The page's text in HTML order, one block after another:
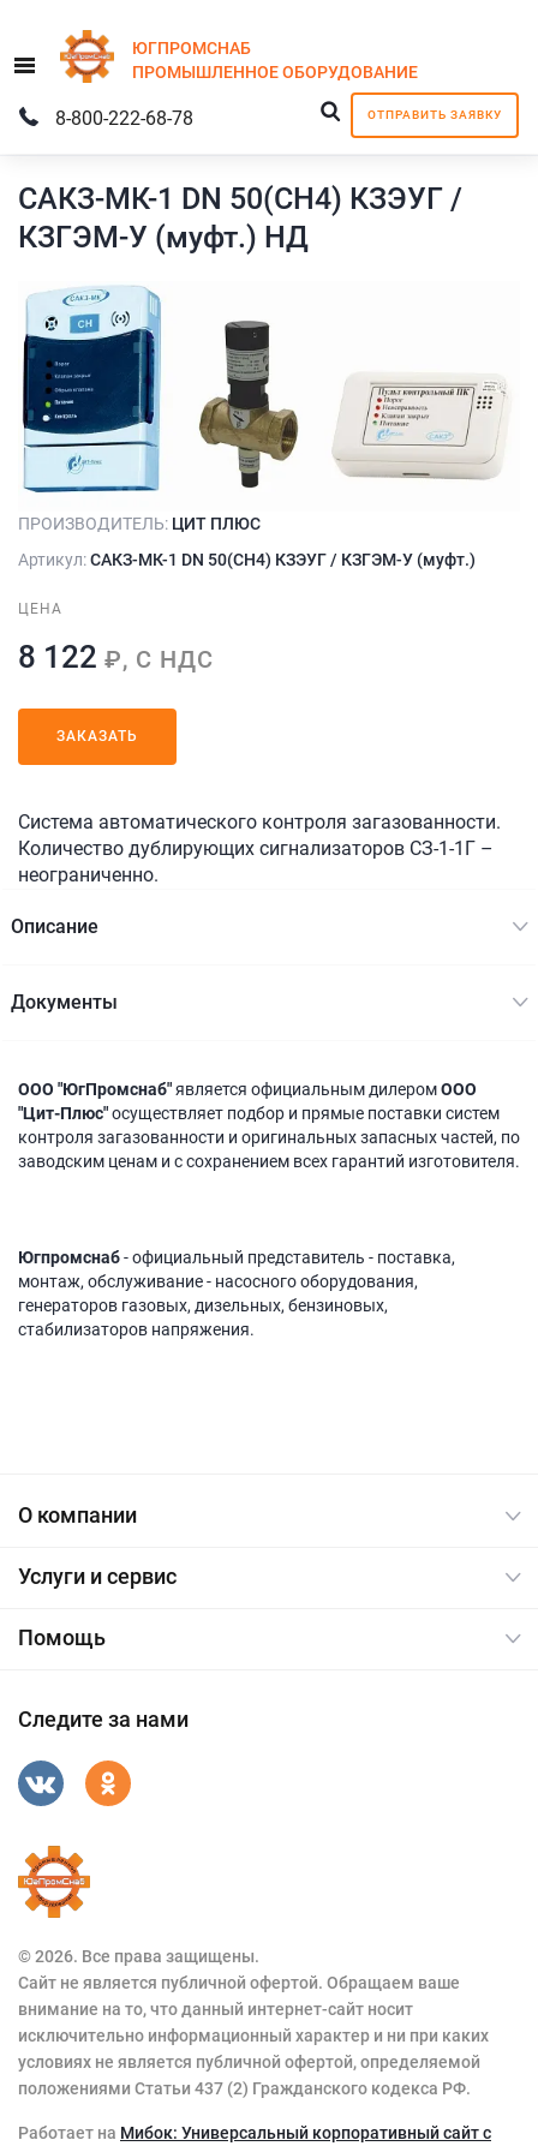
Menu
ЮГПРОМСНАБ
ПРОМЫШЛЕННОЕОБОРУДОВАНИЕ
ОТПРАВИТЬ ЗАЯВКУ
8-800-222-68-78
САКЗ-МК-1 DN 50(СН4) КЗЭУГ /
КЗГЭМ-У (муфт.) НД
ПРОИЗВОДИТЕЛЬ: ЦИТ ПЛЮС
Артикул:САКЗ-МК-1 DN 50(СН4) КЗЭУГ / КЗГЭМ-У (муфт.)
ЦЕНА
8 122 ₽, С НДС
ЗАКАЗАТЬ
Система автоматического контроля загазованности.
Количество дублирующих сигнализаторов СЗ-1-1Г –
неограниченно.
Описание
Документы
ООО "ЮгПромснаб"является официальным дилеромООО
"Цит-Плюс"осуществляет подбор и прямые поставки систем
контроля загазованности и оригинальных запасных частей, по
заводским ценам и с сохранением всех гарантий изготовителя.
Югпромснаб- официальный представитель - поставка,
монтаж, обслуживание - насосного оборудования,
генераторов газовых, дизельных, бензиновых,
стабилизаторов напряжения.
О компании
Услуги и сервис
Помощь
Следите за нами
© 2026. Все права защищены.
Сайт не является публичной офертой. Обращаем ваше
внимание на то, что данный интернет-сайт носит
исключительно информационный характер и ни при каких
условиях не является публичной офертой, определяемой
положениями Статьи 437 (2) Гражданского кодекса РФ.
Работает на Мибок: Универсальный корпоративный сайт с